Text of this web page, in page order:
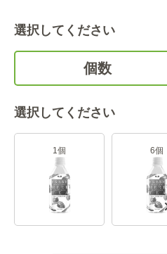
選択してください
個数
選択してください
1個 6個